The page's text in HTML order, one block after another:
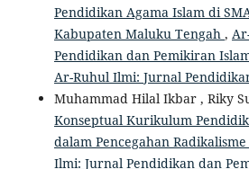
Pendidikan Agama Islam di
Kabupaten Maluku Tengah ,
Pendidikan dan Pemikiran
Ar-Ruhul Ilmi: Jurnal
Muhammad Hilal Ikbar , Riky
Konseptual Kurikulum
dalam Pencegahan
Ilmi: Jurnal Pendidikan dan